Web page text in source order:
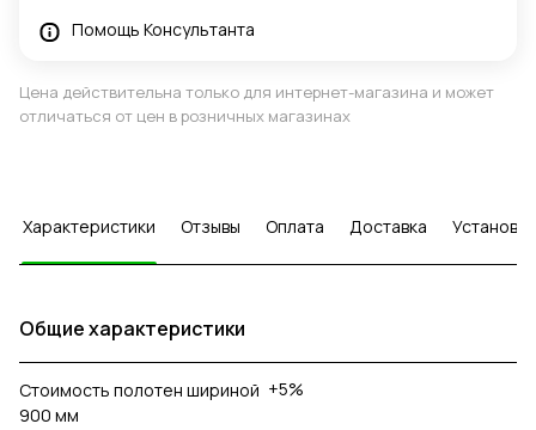
Помощь Консультанта
Цена действительна только для интернет-магазина и может
отличаться от цен в розничных магазинах
Характеристики Отзывы Оплата Доставка Установка
Общие характеристики
Стоимость полотен шириной
900 мм
+5%